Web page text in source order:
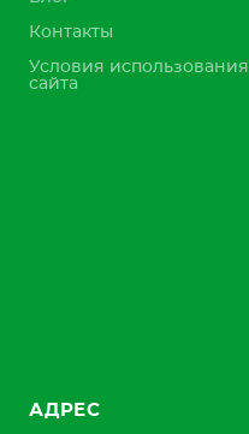
Контакты
Условия использования
сайта
АДРЕС